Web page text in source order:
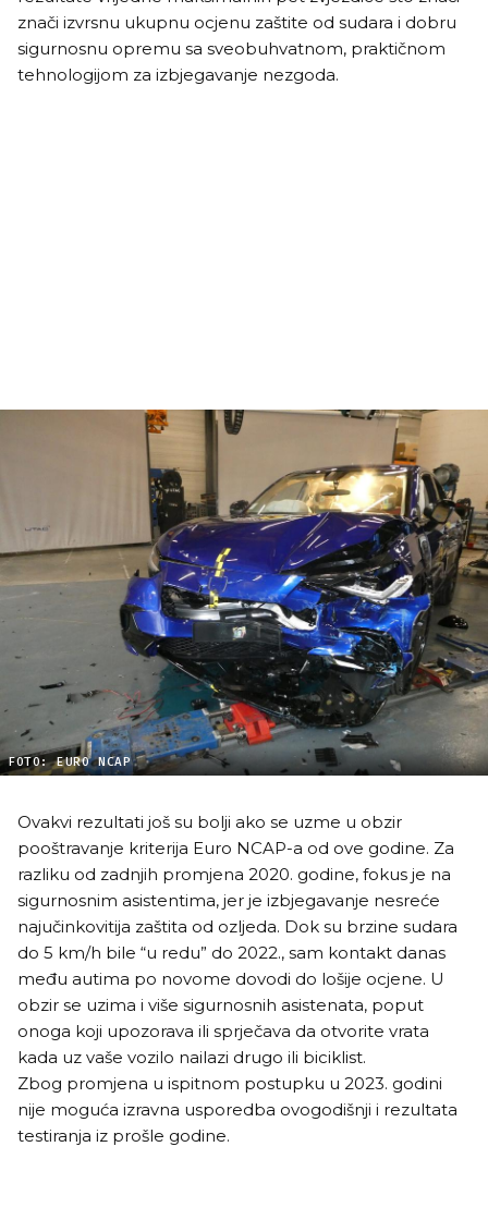
znači izvrsnu ukupnu ocjenu zaštite od sudara i dobru
sigurnosnu opremu sa sveobuhvatnom, praktičnom
tehnologijom za izbjegavanje nezgoda.
FOTO: EURO NCAP
Ovakvi rezultati još su bolji ako se uzme u obzir
pooštravanje kriterija Euro NCAP-a od ove godine. Za
razliku od zadnjih promjena 2020. godine, fokus je na
sigurnosnim asistentima, jer je izbjegavanje nesreće
najučinkovitija zaštita od ozljeda. Dok su brzine sudara
do 5 km/h bile “u redu” do 2022., sam kontakt danas
među autima po novome dovodi do lošije ocjene. U
obzir se uzima i više sigurnosnih asistenata, poput
onoga koji upozorava ili sprječava da otvorite vrata
kada uz vaše vozilo nailazi drugo ili biciklist.
Zbog promjena u ispitnom postupku u 2023. godini
nije moguća izravna usporedba ovogodišnji i rezultata
testiranja iz prošle godine.